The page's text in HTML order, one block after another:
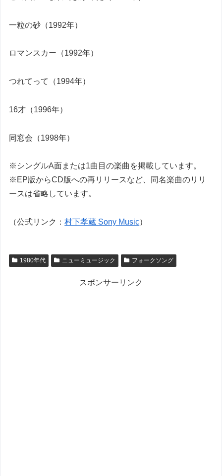
一粒の砂（1992年）
ロマンスカー（1992年）
つれてって（1994年）
16才（1996年）
同窓会（1998年）
※シングルA面または1曲目の楽曲を掲載しています。
※EP版からCD版への再リリースなど、同名楽曲のリリ
ースは省略しています。
（公式リンク：村下孝蔵 Sony Music）
1980年代 ニューミュージック フォークソング
スポンサーリンク